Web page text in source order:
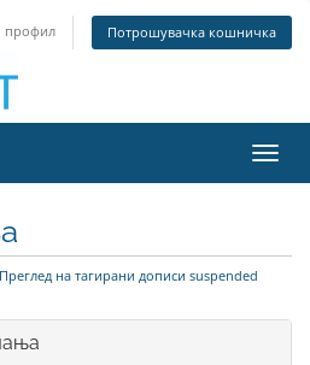
профил Потрошувачка кошничка
ја
Преглед на тагирани дописи suspended